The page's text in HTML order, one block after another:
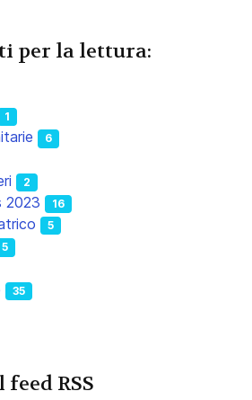
per la lettura:
1
6
2
2023 16
5
5
35
RSS